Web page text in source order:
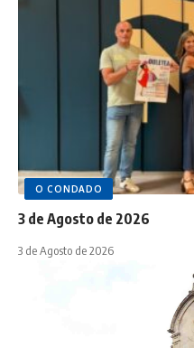
O CONDADO
3 de Agosto de 2026
3 de Agosto de 2026